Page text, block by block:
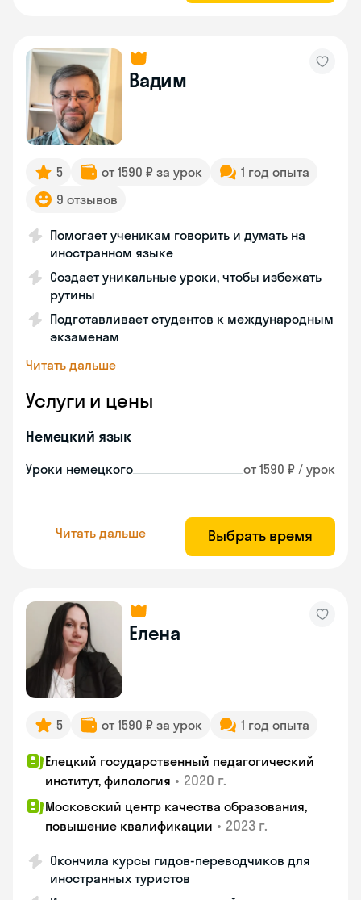
Вадим
5 от 1590 ₽ за урок
1 год опыта
9 отзывов
Помогает ученикам говорить и думать на
иностранном языке
Создает уникальные уроки, чтобы избежать
рутины
Подготавливает студентов к международным
экзаменам
Читать дальше
Услуги и цены
Немецкий язык
Уроки немецкого от 1590 ₽ / урок
Читать дальше Выбрать время
Елена
5 от 1590 ₽ за урок 1 год опыта
Елецкий государственный педагогический
институт, филология • 2020 г.
Московский центр качества образования,
повышение квалификации • 2023 г.
Окончила курсы гидов-переводчиков для
иностранных туристов